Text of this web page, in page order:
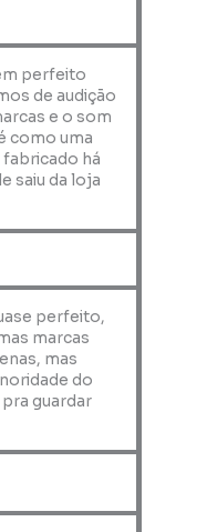
perfeito
de audição
e o som
como uma
há
saiu da loja
perfeito,
marcas
mas
do
pra guardar